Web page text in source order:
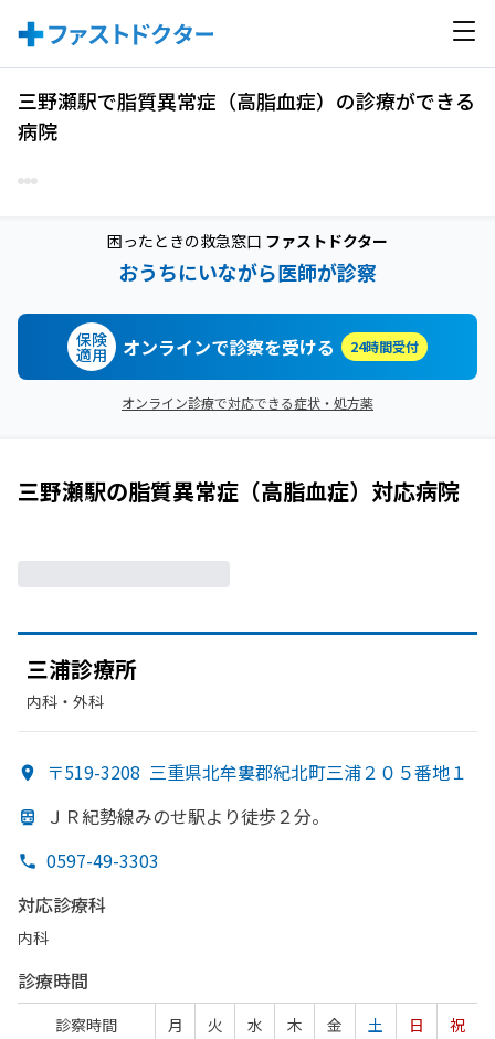
三野瀬駅で脂質異常症（高脂血症）の診療ができる
病院
困ったときの救急窓口 ファストドクター
おうちにいながら医師が診察
保険
適用 オンラインで診察を受ける 24時間受付
オンライン診療で対応できる症状・処方薬
三野瀬駅の脂質異常症（高脂血症） 対応病院
三浦診療所
内科・​外科
〒519-3208 三重県北牟婁郡紀北町三浦２０５番地１
ＪＲ紀勢線みのせ駅より徒歩２分。
0597-49-3303
対応診療科
内科
診療時間
診察時間 月 火 水 木 金 土 日
祝